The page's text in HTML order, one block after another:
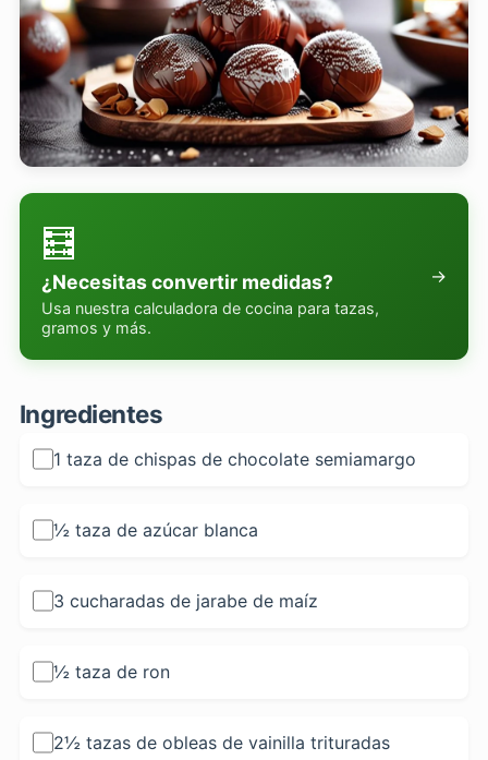
🧮
¿Necesitas convertir medidas?
Usa nuestra calculadora de cocina para tazas,
gramos y más.
→
Ingredientes
1 taza de chispas de chocolate semiamargo
½ taza de azúcar blanca
3 cucharadas de jarabe de maíz
½ taza de ron
2½ tazas de obleas de vainilla trituradas